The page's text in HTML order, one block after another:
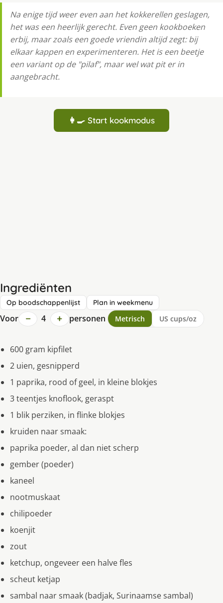
Na enige tijd weer even aan het kokkerellen geslagen,
het was een heerlijk gerecht. Even geen kookboeken
erbij, maar zoals een goede vriendin altijd zegt: bij
elkaar kappen en experimenteren. Het is een beetje
een variant op de "pilaf", maar wel wat pit er in
aangebracht.
👩‍🍳 Start kookmodus
Ingrediënten
Op boodschappenlijst Plan in weekmenu
Voor − 4 + personen Metrisch US cups/oz
600 gram kipfilet
2 uien, gesnipperd
1 paprika, rood of geel, in kleine blokjes
3 teentjes knoflook, geraspt
1 blik perziken, in flinke blokjes
kruiden naar smaak:
paprika poeder, al dan niet scherp
gember (poeder)
kaneel
nootmuskaat
chilipoeder
koenjit
zout
ketchup, ongeveer een halve fles
scheut ketjap
sambal naar smaak (badjak, Surinaamse sambal)